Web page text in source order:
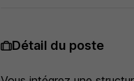
Détail du poste